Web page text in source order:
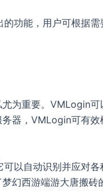
功能，用户可根据
为重要。VMLogin
器，VMLogin可有
以自动识别并应对
幻西游端游大唐搬砖